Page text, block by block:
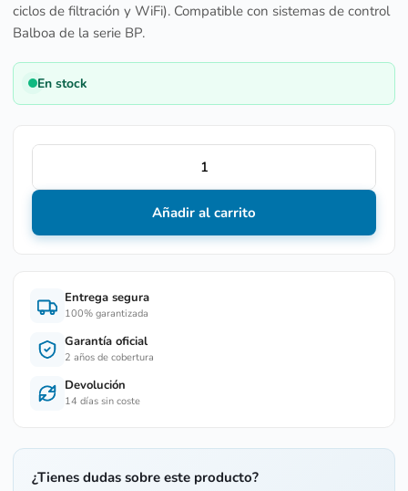
ciclos de filtración y WiFi). Compatible con sistemas de control
Balboa de la serie BP.
En stock
Añadir al carrito
Entrega segura
100% garantizada
Garantía oficial
2 años de cobertura
Devolución
14 días sin coste
¿Tienes dudas sobre este producto?